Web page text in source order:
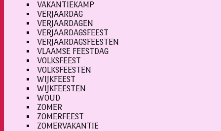
VAKANTIEKAMP
VERJAARDAG
VERJAARDAGEN
VERJAARDAGSFEEST
VERJAARDAGSFEESTEN
VLAAMSE FEESTDAG
VOLKSFEEST
VOLKSFEESTEN
WIJKFEEST
WIJKFEESTEN
WOUD
ZOMER
ZOMERFEEST
ZOMERVAKANTIE